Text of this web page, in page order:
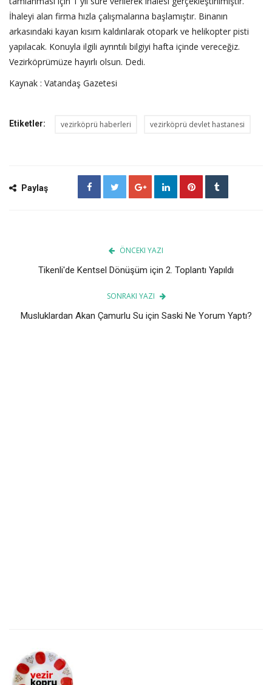
İhaleyi alan firma hızla çalışmalarına başlamıştır. Binanın
arkasındaki kayan kısım kaldırılarak otopark ve helikopter pisti
yapılacak. Konuyla ilgili ayrıntılı bilgiyi hafta içinde vereceğiz.
Vezirköprümüze hayırlı olsun. Dedi.
Kaynak : Vatandaş Gazetesi
Etiketler: vezirköprü haberleri vezirköprü devlet hastanesi
Paylaş
ÖNCEKI YAZI
Tikenli'de Kentsel Dönüşüm için 2. Toplantı Yapıldı
SONRAKI YAZI
Musluklardan Akan Çamurlu Su için Saski Ne Yorum Yaptı?